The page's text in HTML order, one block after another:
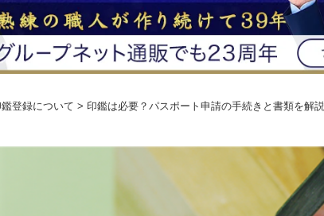
登録について > 印鑑は必要？パスポート申請の手続きと書類を解説